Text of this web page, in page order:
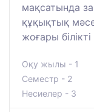
мақсатында
құқықтық
жоғары
Оқу жылы - 1
Семестр - 2
Несиелер - 3